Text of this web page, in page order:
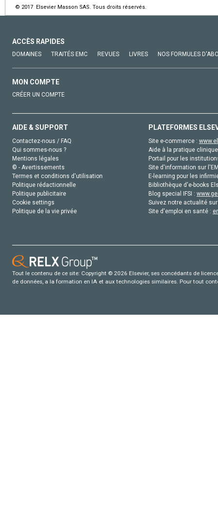
© 2017 Elsevier Masson SAS. Tous droits réservés.
ACCÈS RAPIDES
DOMAINES TRAITÉS EMC REVUES LIVRES NOS FORMULES
MON COMPTE
CRÉER UN COMPTE
AIDE & SUPPORT
Contactez-nous / FAQ
Qui sommes-nous ?
Mentions légales
© - Avertissements
Termes et conditions d'utilisation
Politique rédactionnelle
Politique publicitaire
Cookie settings
Politique de la vie privée
PLATEFORMES
Site e-commerce :
Aide à la pratique
Portail pour les
Site d'information sur
E-learning pour les
Bibliothèque d'e-books
Blog special IFSI :
Suivez notre actualité
Site d'emploi en santé :
Tout le contenu de ce site: Copyright © 2026 Elsevier, ses concédants de
de données, a la formation en IA et aux technologies similaires. Pour tout